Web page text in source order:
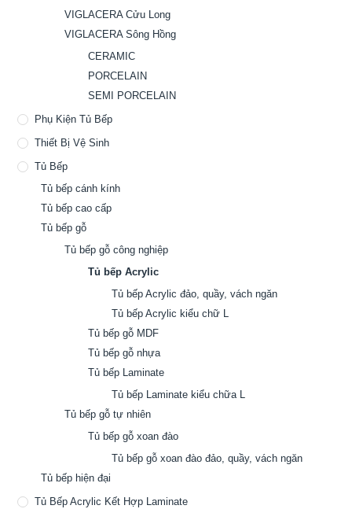
VIGLACERA Cửu Long
VIGLACERA Sông Hồng
CERAMIC
PORCELAIN
SEMI PORCELAIN
Phụ Kiện Tủ Bếp
Thiết Bị Vệ Sinh
Tủ Bếp
Tủ bếp cánh kính
Tủ bếp cao cấp
Tủ bếp gỗ
Tủ bếp gỗ công nghiệp
Tủ bếp Acrylic
Tủ bếp Acrylic đảo, quầy, vách ngăn
Tủ bếp Acrylic kiểu chữ L
Tủ bếp gỗ MDF
Tủ bếp gỗ nhựa
Tủ bếp Laminate
Tủ bếp Laminate kiểu chữa L
Tủ bếp gỗ tự nhiên
Tủ bếp gỗ xoan đào
Tủ bếp gỗ xoan đào đảo, quầy, vách ngăn
Tủ bếp hiện đại
Tủ Bếp Acrylic Kết Hợp Laminate